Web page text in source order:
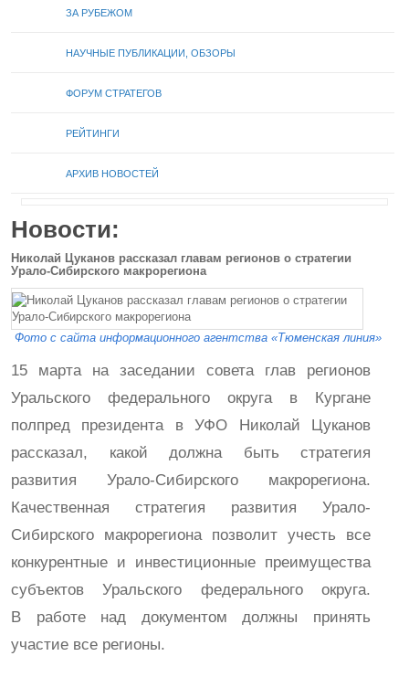
ЗА РУБЕЖОМ
НАУЧНЫЕ ПУБЛИКАЦИИ, ОБЗОРЫ
ФОРУМ СТРАТЕГОВ
РЕЙТИНГИ
АРХИВ НОВОСТЕЙ
Новости:
Николай Цуканов рассказал главам регионов о стратегии
Урало-Сибирского макрорегиона
Фото с сайта информационного агентства «Тюменская линия»
15 марта на заседании совета глав регионов
Уральского федерального округа в Кургане
полпред президента в УФО Николай Цуканов
рассказал, какой должна быть стратегия
развития Урало-Сибирского макрорегиона.
Качественная стратегия развития Урало-
Сибирского макрорегиона позволит учесть все
конкурентные и инвестиционные преимущества
субъектов Уральского федерального округа.
В работе над документом должны принять
участие все регионы.